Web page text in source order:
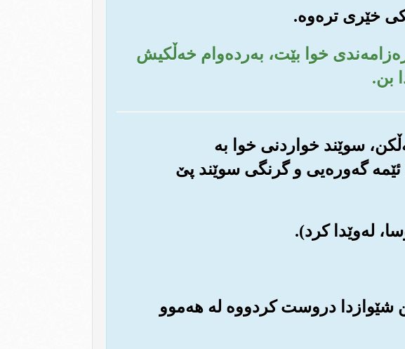
خوا بێت، به‌رده‌وام خه‌ڵکیش
بن.
سوێند خواردنی خوا به
ئێمه گه‌وره‌یی و گرنگی سوێند پێ
شێوازدا دروست کردووه له هه‌موو